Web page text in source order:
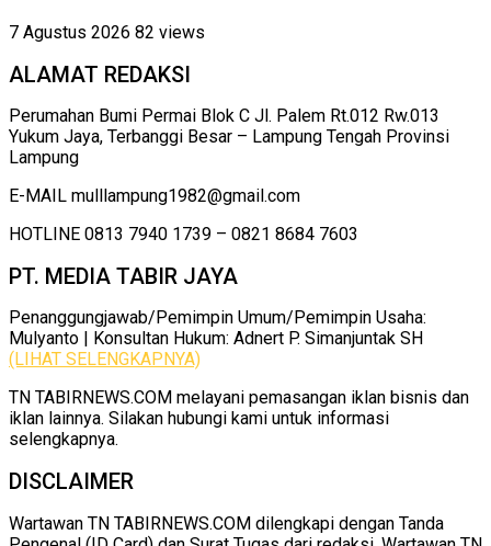
7 Agustus 2026 82 views
ALAMAT REDAKSI
Perumahan Bumi Permai Blok C Jl. Palem Rt.012 Rw.013
Yukum Jaya, Terbanggi Besar – Lampung Tengah Provinsi
Lampung
E-MAIL mulllampung1982@gmail.com
HOTLINE 0813 7940 1739 – 0821 8684 7603
PT. MEDIA TABIR JAYA
Penanggungjawab/Pemimpin Umum/Pemimpin Usaha:
Mulyanto | Konsultan Hukum: Adnert P. Simanjuntak SH
(LIHAT SELENGKAPNYA)
TN TABIRNEWS.COM melayani pemasangan iklan bisnis dan
iklan lainnya. Silakan hubungi kami untuk informasi
selengkapnya.
DISCLAIMER
Wartawan TN TABIRNEWS.COM dilengkapi dengan Tanda